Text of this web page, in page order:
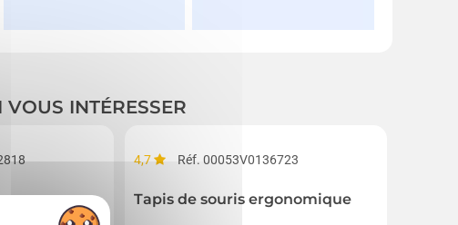
INTÉRESSER
4,7 Réf. 00053V0136723
Tapis de souris ergonomique